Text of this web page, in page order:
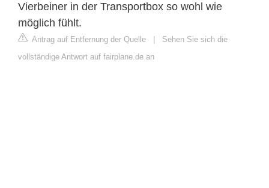
Vierbeiner in der Transportbox so wohl wie
möglich fühlt.
Antrag auf Entfernung der Quelle
Sehen Sie sich die
vollständige Antwort auf fairplane.de an